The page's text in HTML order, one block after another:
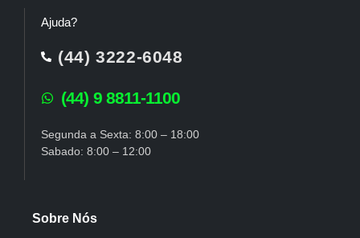
Ajuda?
(44) 3222-6048
(44) 9 8811-1100
Segunda a Sexta: 8:00 – 18:00
Sabado: 8:00 – 12:00
Sobre Nós